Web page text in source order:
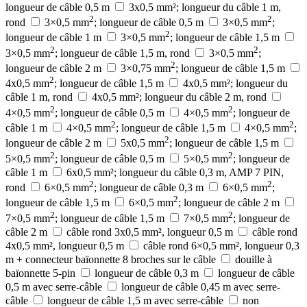
longueur de câble 0,5 m
3x0,5 mm²; longueur du câble 1 m,
rond
3×0,5 mm2; longueur de câble 0,5 m 3×0,5 mm2;
longueur de câble 1 m
3×0,5 mm2; longueur de câble 1,5 m
3×0,5 mm2; longueur de câble 1,5 m, rond 3×0,5 mm2;
longueur de câble 2 m
3×0,75 mm2; longueur de câble 1,5 m
4x0,5 mm2; longueur de câble 1,5 m
4x0,5 mm²; longueur du
câble 1 m, rond
4x0,5 mm²; longueur du câble 2 m, rond
4×0,5 mm2; longueur de câble 0,5 m 4×0,5 mm2; longueur de
câble 1 m
4×0,5 mm2; longueur de câble 1,5 m 4×0,5 mm2;
longueur de câble 2 m
5x0,5 mm2; longueur de câble 1,5 m
5×0,5 mm2; longueur de câble 0,5 m 5×0,5 mm2; longueur de
câble 1 m
6x0,5 mm²; longueur du câble 0,3 m, AMP 7 PIN,
rond
6×0,5 mm2; longueur de câble 0,3 m 6×0,5 mm2;
longueur de câble 1,5 m
6×0,5 mm2; longueur de câble 2 m
7×0,5 mm2; longueur de câble 1,5 m 7×0,5 mm2; longueur de
câble 2 m
câble rond 3x0,5 mm², longueur 0,5 m
câble rond
4x0,5 mm², longueur 0,5 m
câble rond 6×0,5 mm², longueur 0,3
m + connecteur baïonnette 8 broches sur le câble
douille à
baïonnette 5-pin
longueur de câble 0,3 m
longueur de câble
0,5 m avec serre-câble
longueur de câble 0,45 m avec serre-
câble
longueur de câble 1,5 m avec serre-câble
non